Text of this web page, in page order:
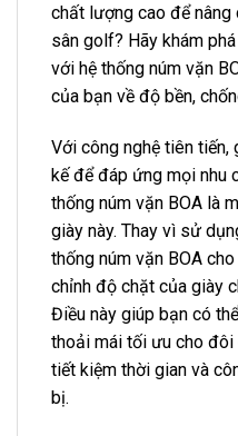
chất lượng cao để nâng
sân golf? Hãy khám
với hệ thống núm vặn
của bạn về độ bền,
Với công nghệ tiên
kế để đáp ứng mọi nhu
thống núm vặn BOA là
giày này. Thay vì sử
thống núm vặn BOA
chỉnh độ chặt của giày
Điều này giúp bạn có
thoải mái tối ưu cho đôi
tiết kiệm thời gian và
bị.